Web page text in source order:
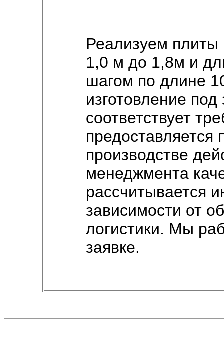
Реализуем
1,0 м до 1,8м и
шагом по длине
изготовление
соответствует
предоставляется
производстве
менеджмента
рассчитывается
зависимости от
логистики. Мы
заявке.